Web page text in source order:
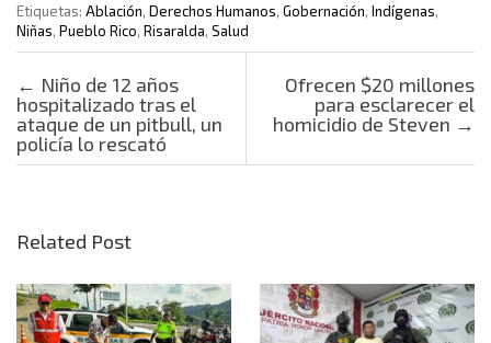
Etiquetas: Ablación, Derechos Humanos, Gobernación, Indígenas,
Niñas, Pueblo Rico, Risaralda, Salud
Post navigation
← Niño de 12 años
hospitalizado tras el
ataque de un pitbull, un
policía lo rescató
Ofrecen $20 millones
para esclarecer el
homicidio de Steven →
Related Post